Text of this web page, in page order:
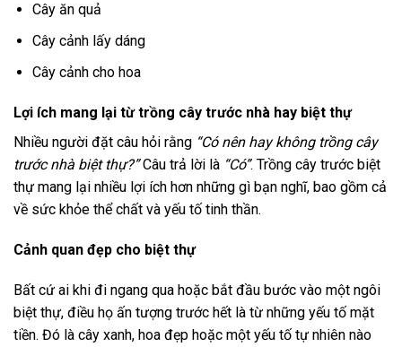
Cây ăn quả
Cây cảnh lấy dáng
Cây cảnh cho hoa
Lợi ích mang lại từ trồng cây trước nhà hay biệt thự
Nhiều người đặt câu hỏi rằng “Có nên hay không trồng cây
trước nhà biệt thự?”Câu trả lời là “Có”. Trồng cây trước biệt
thự mang lại nhiều lợi ích hơn những gì bạn nghĩ, bao gồm cả
về sức khỏe thể chất và yếu tố tinh thần.
Cảnh quan đẹp cho biệt thự
Bất cứ ai khi đi ngang qua hoặc bắt đầu bước vào một ngôi
biệt thự, điều họ ấn tượng trước hết là từ những yếu tố mặt
tiền. Đó là cây xanh, hoa đẹp hoặc một yếu tố tự nhiên nào